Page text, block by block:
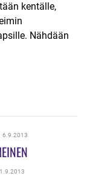
kentälle,
Nähdään
6.9.2013
1.9.2013